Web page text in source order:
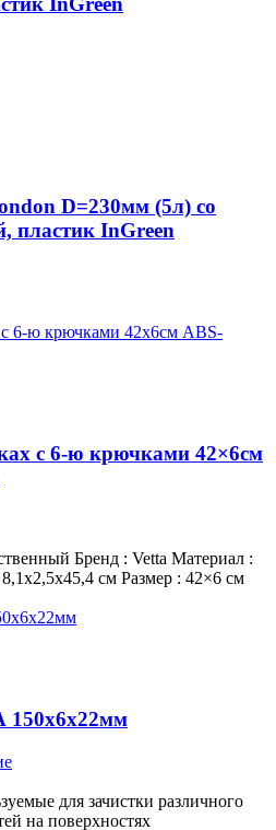
D=230мм (5л) со
пластик InGreen
с 6-ю крючками 42×6см
Бренд : Vetta Материал :
см Размер : 42×6 см
150х6х22мм
для зачистки различного
на поверхностях